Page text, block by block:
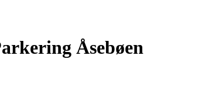
Åsebøen